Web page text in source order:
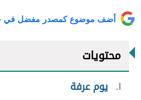
أضف موضوع كمصدر مفضل في
محتويات
١ يوم عرفة